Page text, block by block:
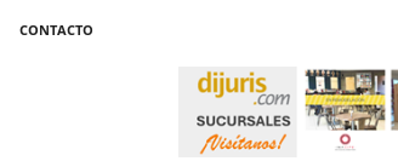
CONTACTO